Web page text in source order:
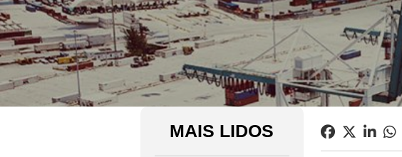
MAIS LIDOS